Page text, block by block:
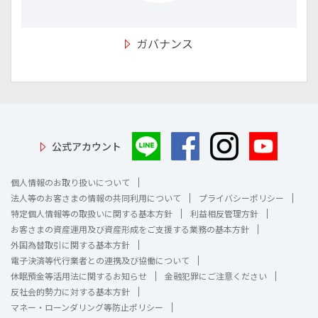
ガバナンス
公式アカウント
個人情報のお取り扱いについて
法人等のお客さまの情報の共同利用について
プライバシーポリシー
特定個人情報等の取扱いに関する基本方針
利益相反管理方針
お客さまの資産運用及び資産形成をご支援する業務の基本方針
外国為替取引に関する基本方針
電子決済等代行業者との連携及び協働について
休眠預金等活用法に関するお知らせ
金融犯罪にご注意ください
反社会的勢力に対する基本方針
マネー・ローンダリング等防止ポリシー